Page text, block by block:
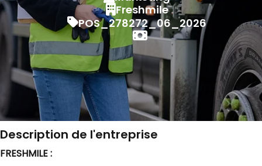
Freshmile
POS_278272_06_2026
Description de l'entreprise
FRESHMILE :